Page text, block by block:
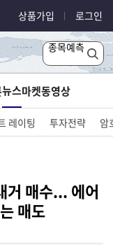
상품가입 로그인
종목예측
뉴스마켓동영상
레이팅 투자전략 암
거 매수... 에어
매도